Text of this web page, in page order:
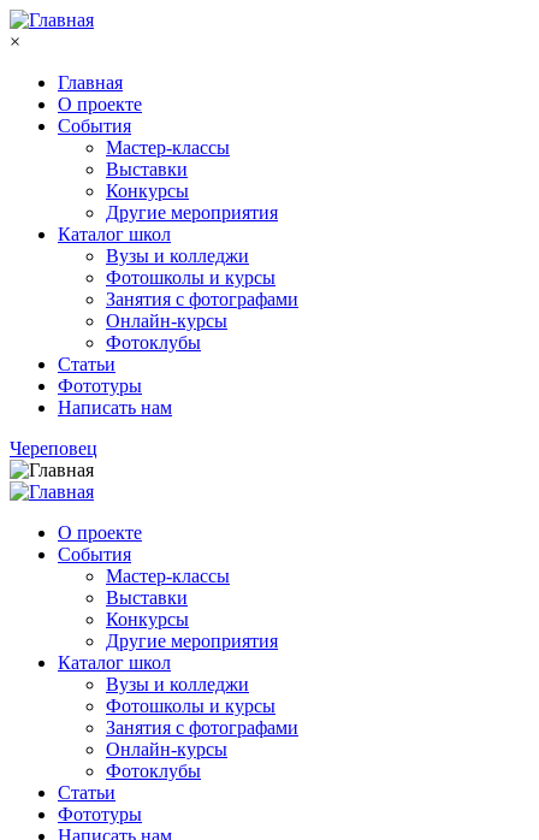
Перейти к основному содержанию
×
Главная
О проекте
События
Мастер-классы
Выставки
Конкурсы
Другие мероприятия
Каталог школ
Вузы и колледжи
Фотошколы и курсы
Занятия с фотографами
Онлайн-курсы
Фотоклубы
Статьи
Фототуры
Написать нам
Череповец
О проекте
События
Мастер-классы
Выставки
Конкурсы
Другие мероприятия
Каталог школ
Вузы и колледжи
Фотошколы и курсы
Занятия с фотографами
Онлайн-курсы
Фотоклубы
Статьи
Фототуры
Написать нам